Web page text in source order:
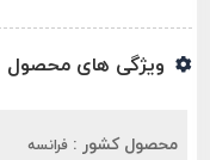
ویژگی های محصول
محصول کشور : فرانسه